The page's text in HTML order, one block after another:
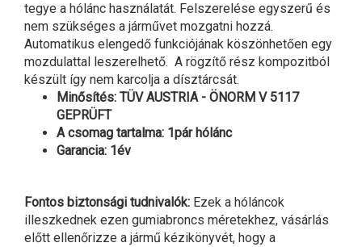
tegye a hólánc használatát. Felszerelése egyszerű és
nem szükséges a járművet mozgatni hozzá.
Automatikus elengedő funkciójának köszönhetően egy
mozdulattal leszerelhető. A rögzítő rész kompozitból
készült így nem karcolja a dísztárcsát.
Minősítés: TÜV AUSTRIA - ÖNORM V 5117
GEPRÜFT
A csomag tartalma: 1pár hólánc
Garancia: 1év
Fontos biztonsági tudnivalók: Ezek a hóláncok
illeszkednek ezen gumiabroncs méretekhez, vásárlás
előtt ellenőrizze a jármű kézikönyvét, hogy a